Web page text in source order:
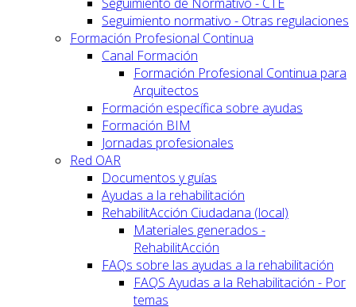
Seguimiento normativo - Otras regulaciones
Formación Profesional Continua
Canal Formación
Formación Profesional Continua para
Arquitectos
Formación específica sobre ayudas
Formación BIM
Jornadas profesionales
Red OAR
Documentos y guías
Ayudas a la rehabilitación
RehabilitAcción Ciudadana (local)
Materiales generados -
RehabilitAcción
FAQs sobre las ayudas a la rehabilitación
FAQS Ayudas a la Rehabilitación - Por
temas